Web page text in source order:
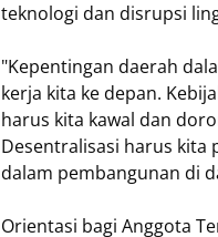
teknologi dan disrupsi
"Kepentingan daerah
kerja kita ke depan.
harus kita kawal dan
Desentralisasi harus kita
dalam pembangunan di
Orientasi bagi Anggota